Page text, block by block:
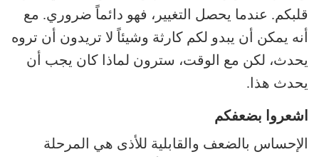
قلبكم. عندما يحصل التغيير، فهو دائماً ضروري. مع
أنه يمكن أن يبدو لكم كارثة وشيئاً لا تريدون أن تروه
يحدث، لكن مع الوقت، سترون لماذا كان يجب أن
يحدث هذا.
اشعروا بضعفكم
الإحساس بالضعف والقابلية للأذى هي المرحلة